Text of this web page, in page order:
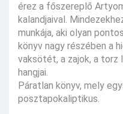
érez a főszereplő
kalandjaival.
munkája, aki olyan
könyv nagy részében a
vaksötét, a zajok, a torz
hangjai.
Páratlan könyv, mely
posztapokaliptikus.